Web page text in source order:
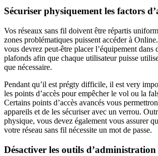
Sécuriser physiquement les factors
Vos réseaux sans fil doivent être répartis
zones problématiques puissent accéder à
vous devrez peut-être placer l’équipement dans
plafonds afin que chaque utilisateur puisse
que nécessaire.
Pendant qu’il est prégty difficile, il est very
les points d’accès pour empêcher le vol ou la
Certains points d’accès avancés vous
appareils et de les sécuriser avec un verrou.
physique, vous devez également vous assurer
votre réseau sans fil nécessite un mot de passe.
Désactiver les outils